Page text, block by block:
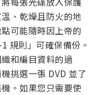
、乾燥且防火的地
可能隨時因上帝的
規則」可確保備份。
和編目資料的過
挑選一張 DVD 並了
。如果您只需要使